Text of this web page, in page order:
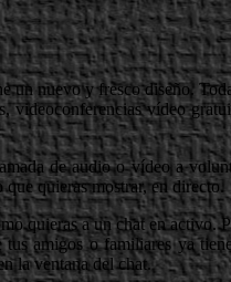
un nuevo y fresco diseño.
videoconferencias vídeo
de audio o vídeo a
quieras mostrar, en directo.
quieras a un chat en activo.
amigos o familiares ya
la ventana del chat.